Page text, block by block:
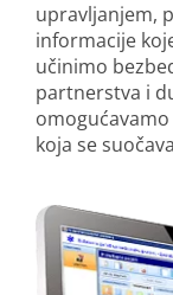
upravljanjem,
informacije
učinimo
partnerstva i
koja se